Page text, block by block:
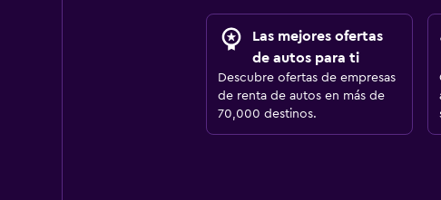
Las mejores ofertas
de autos para ti
Descubre ofertas de empresas
de renta de autos en más de
70,000 destinos.